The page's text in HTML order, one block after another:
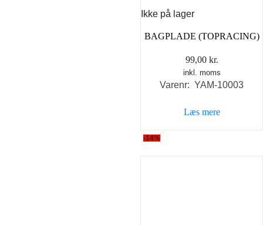
Ikke på lager
BAGPLADE (TOPRACING)
99,00 kr.
inkl. moms
Varenr: YAM-10003
Læs mere
-14%